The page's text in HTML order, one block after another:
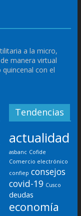
a la micro,
manera virtual
con el
Tendencias
actualidad
asbanc Cofide
Comercio electrónico
confiep consejos
covid-19 Cusco
deudas
economía